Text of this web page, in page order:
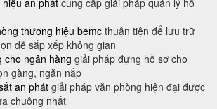
an phát cung cấp giải pháp quản lý hồ
thương hiệu bemc thuận tiện để lưu trữ
dễ sắp xếp không gian
cho ngân hàng giải pháp đựng hồ sơ cho
gàng, ngăn nắp
an phát giải pháp văn phòng hiện đại được
chuông nhất